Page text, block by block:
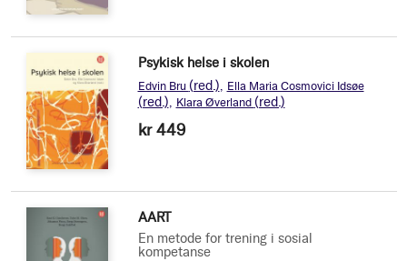
Psykisk helse i skolen
Edvin Bru (red.) Ella Maria Cosmovici Idsøe
(red.) Klara Øverland (red.)
kr 449
AART
En metode for trening i sosial
kompetanse